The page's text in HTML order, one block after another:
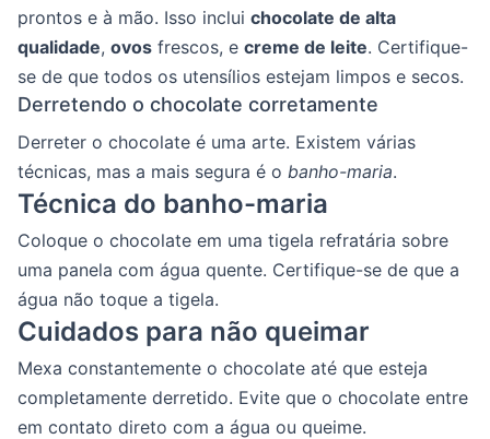
prontos e à mão. Isso inclui chocolate de alta
qualidade, ovos frescos, e creme de leite. Certifique-
se de que todos os utensílios estejam limpos e secos.
Derretendo o chocolate corretamente
Derreter o chocolate é uma arte. Existem várias
técnicas, mas a mais segura é o banho-maria.
Técnica do banho-maria
Coloque o chocolate em uma tigela refratária sobre
uma panela com água quente. Certifique-se de que a
água não toque a tigela.
Cuidados para não queimar
Mexa constantemente o chocolate até que esteja
completamente derretido. Evite que o chocolate entre
em contato direto com a água ou queime.